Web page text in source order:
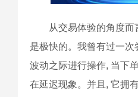
从交易体验的角度
是极快的。我曾有过一
波动之际进行操作, 当下
在延迟现象。并且, 它拥